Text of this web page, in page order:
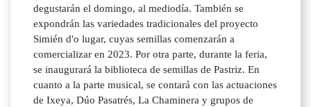
degustarán el domingo, al mediodía. También se
expondrán las variedades tradicionales del proyecto
Simién d'o lugar, cuyas semillas comenzarán a
comercializar en 2023. Por otra parte, durante la feria,
se inaugurará la biblioteca de semillas de Pastriz. En
cuanto a la parte musical, se contará con las actuaciones
de Ixeya, Dúo Pasatrés, La Chaminera y grupos de